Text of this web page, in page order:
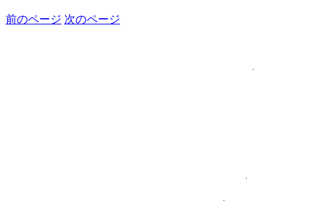
前のページ 次のページ